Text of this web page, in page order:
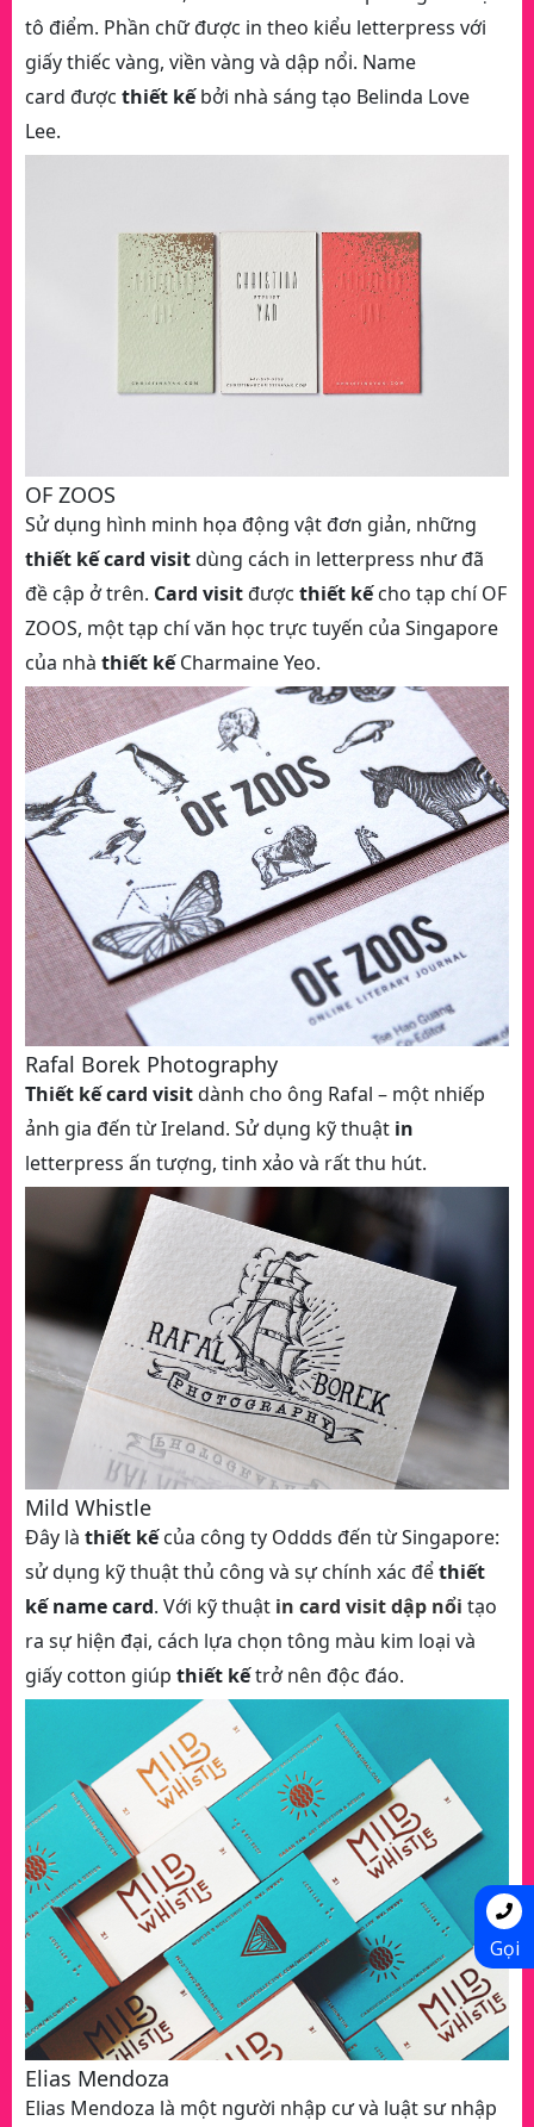
tô điểm. Phần chữ được in theo kiểu letterpress với
giấy thiếc vàng, viền vàng và dập nổi. Name
card được thiết kếbởi nhà sáng tạo Belinda Love
Lee.
OF ZOOS
Sử dụng hình minh họa động vật đơn giản, những
thiết kế card visitdùng cách in letterpress như đã
đề cập ở trên. Card visitđược thiết kếcho tạp chí OF
ZOOS, một tạp chí văn học trực tuyến của Singapore
của nhà thiết kếCharmaine Yeo.
Rafal Borek Photography
Thiết kế card visitdành cho ông Rafal – một nhiếp
ảnh gia đến từ Ireland. Sử dụng kỹ thuật in
letterpress ấn tượng, tinh xảo và rất thu hút.
Mild Whistle
Đây là thiết kếcủa công ty Oddds đến từ Singapore:
sử dụng kỹ thuật thủ công và sự chính xác đểthiết
kế name card. Với kỹ thuật in card visit dập nổi tạo
ra sự hiện đại, cách lựa chọn tông màu kim loại và
giấy cotton giúp thiết kếtrở nên độc đáo.
Elias Mendoza
Elias Mendoza là một người nhập cư và luật sư nhập
Gọi